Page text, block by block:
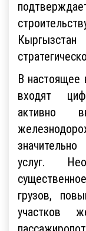
В
входят
активно
услуг.
грузов,
участков